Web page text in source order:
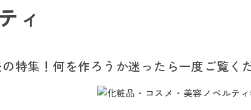
ィ
特集！何を作ろうか迷ったら一度ご覧く